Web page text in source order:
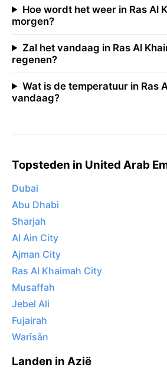
Hoe wordt het weer in Ras Al
morgen?
Zal het vandaag in Ras Al
regenen?
Wat is de temperatuur in Ras
vandaag?
Topsteden in United Arab
Dubai
Abu Dhabi
Sharjah
Al Ain City
Ajman City
Ras Al Khaimah City
Musaffah
Jebel Ali
Fujairah
Warīsān
Landen in Azië